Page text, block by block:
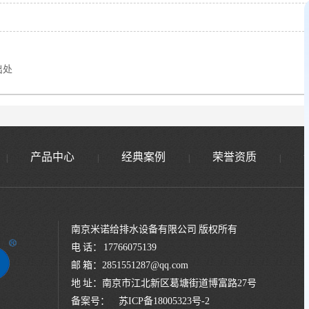
处
产品中心 经典案例 荣誉资质
南京米诺给排水设备有限公司 版权所有
电 话： 17766075139
邮 箱：2851551287@qq.com
地 址：南京市江北新区葛塘街道博富路27号
备案号：
苏ICP备18005323号-2